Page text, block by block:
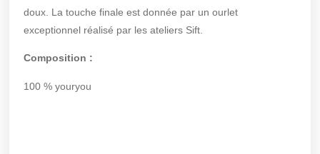
doux. La touche finale est donnée par un ourlet
exceptionnel réalisé par les ateliers Sift.
Composition :
100 % youryou